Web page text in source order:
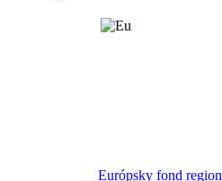
Európsky fond